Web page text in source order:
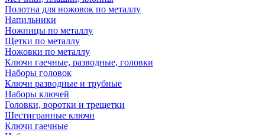
Полотна для ножовок по металлу
Напильники
Ножницы по металлу
Щетки по металлу
Ножовки по металлу
Ключи гаечные, разводные, головки
Наборы головок
Ключи разводные и трубные
Наборы ключей
Головки, воротки и трещетки
Шестигранные ключи
Ключи гаечные